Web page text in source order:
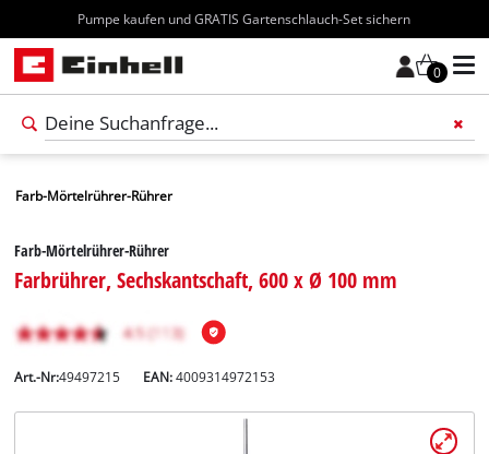
Kostenloser Versand ab 70€
0
Farb-Mörtelrührer-Rührer
Farb-Mörtelrührer-Rührer
Farbrührer, Sechskantschaft, 600 x Ø 100 mm
Art.-Nr:49497215 EAN:4009314972153